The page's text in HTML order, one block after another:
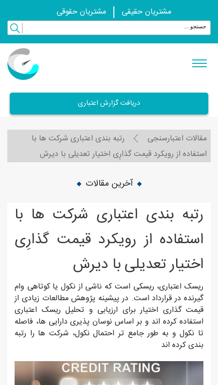
مشتریان حقیقی مشتریان حقوقی
دریافت گزارش اعتباری
مقالات اعتبارسنجی
رتبه بندی اعتباری شرکت ها با
استفاده از رويکرد قيمت گذارِی اختيار تعديلی با ديرش
آخرین مقالات
رتبه بندی اعتباری شرکت ها با
استفاده از رويکرد قيمت گذارِی
اختيار تعديلی با ديرش
ریسک اعتباری، ریسکی است که ناشی از نکول یا کوتاهی وام
گیرنده در قرارداد است. در پیشینه پژوهش مطالعات زیادی از
قیمت گذاری اختیار برای ارزیابی و تحلیل ریسک اعتباری
استفاده کرده اند و بر اساس نوسان پذیری دارایی ها، فاصله
تا نکول و به طور جامع تر احتمال نکول، شرکت ها را رتبه
بندی کرده اند